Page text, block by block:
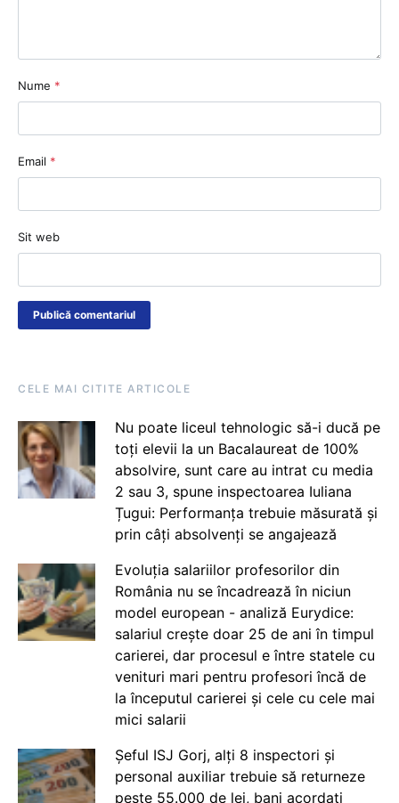
Nume *
Email *
Sit web
CELE MAI CITITE ARTICOLE
Nu poate liceul tehnologic să-i ducă pe
toți elevii la un Bacalaureat de 100%
absolvire, sunt care au intrat cu media
2 sau 3, spune inspectoarea Iuliana
Țugui: Performanța trebuie măsurată și
prin câți absolvenți se angajează
Evoluția salariilor profesorilor din
România nu se încadrează în niciun
model european - analiză Eurydice:
salariul crește doar 25 de ani în timpul
carierei, dar procesul e între statele cu
venituri mari pentru profesori încă de
la începutul carierei și cele cu cele mai
mici salarii
Șeful ISJ Gorj, alți 8 inspectori și
personal auxiliar trebuie să returneze
peste 55.000 de lei, bani acordați